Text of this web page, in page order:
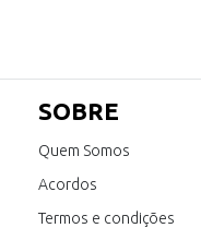
SOBRE
Quem Somos
Acordos
Termos e condições